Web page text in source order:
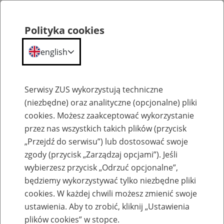
Szkolenia
Zaproś ZUS do siebie: Aktywni 50+
Polityka cookies
english
Serwisy ZUS wykorzystują techniczne
(niezbędne) oraz analityczne (opcjonalne) pliki
cookies. Możesz zaakceptować wykorzystanie
przez nas wszystkich takich plików (przycisk
„Przejdź do serwisu”) lub dostosować swoje
zgody (przycisk „Zarządzaj opcjami”). Jeśli
wybierzesz przycisk „Odrzuć opcjonalne”,
będziemy wykorzystywać tylko niezbędne pliki
cookies. W każdej chwili możesz zmienić swoje
ustawienia. Aby to zrobić, kliknij „Ustawienia
plików cookies” w stopce.